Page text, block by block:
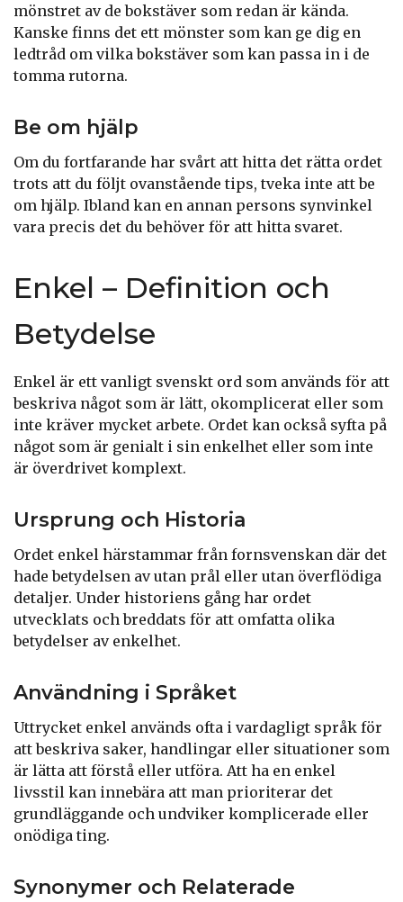
mönstret av de bokstäver som redan är kända.
Kanske finns det ett mönster som kan ge dig en
ledtråd om vilka bokstäver som kan passa in i de
tomma rutorna.
Be om hjälp
Om du fortfarande har svårt att hitta det rätta ordet
trots att du följt ovanstående tips, tveka inte att be
om hjälp. Ibland kan en annan persons synvinkel
vara precis det du behöver för att hitta svaret.
Enkel – Definition och
Betydelse
Enkel är ett vanligt svenskt ord som används för att
beskriva något som är lätt, okomplicerat eller som
inte kräver mycket arbete. Ordet kan också syfta på
något som är genialt i sin enkelhet eller som inte
är överdrivet komplext.
Ursprung och Historia
Ordet enkel härstammar från fornsvenskan där det
hade betydelsen av utan prål eller utan överflödiga
detaljer. Under historiens gång har ordet
utvecklats och breddats för att omfatta olika
betydelser av enkelhet.
Användning i Språket
Uttrycket enkel används ofta i vardagligt språk för
att beskriva saker, handlingar eller situationer som
är lätta att förstå eller utföra. Att ha en enkel
livsstil kan innebära att man prioriterar det
grundläggande och undviker komplicerade eller
onödiga ting.
Synonymer och Relaterade